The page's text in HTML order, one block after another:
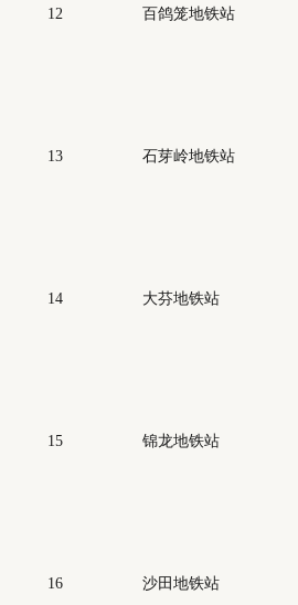
12 百鸽笼地铁站
13 石芽岭地铁站
14 大芬地铁站
15 锦龙地铁站
16 沙田地铁站